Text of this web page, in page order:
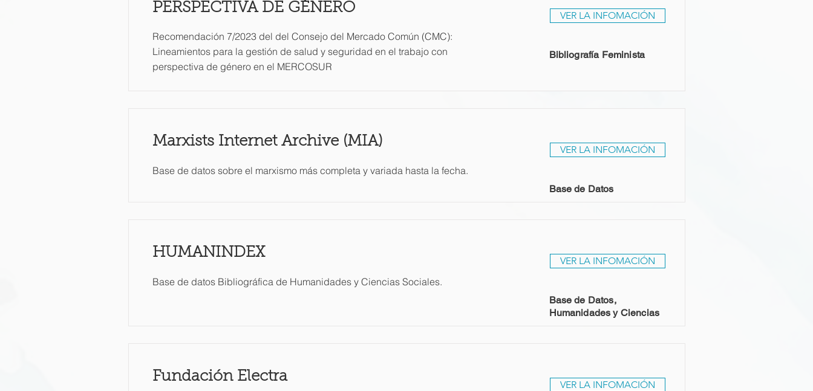
PERSPECTIVA DE GÉNERO
Recomendación 7/2023 del del Consejo del Mercado Común (CMC):
Lineamientos para la gestión de salud y seguridad en el trabajo con
perspectiva de género en el MERCOSUR
VER LA INFOMACIÓN
Bibliografía Feminista
Marxists Internet Archive (MIA)
Base de datos sobre el marxismo más completa y variada hasta la fecha.
VER LA INFOMACIÓN
Base de Datos
HUMANINDEX
Base de datos Bibliográfica de Humanidades y Ciencias Sociales.
VER LA INFOMACIÓN
Base de Datos,
Humanidades y Ciencias
Fundación Electra VER LA INFOMACIÓN